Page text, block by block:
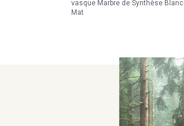
vasque Marbre de Synthèse Blanc
Mat